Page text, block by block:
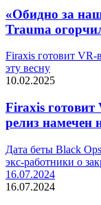
«Обидно за
Trauma
Firaxis готовит
эту весну
10.02.2025
Firaxis
релиз намечен
Дата беты Black
экс-работники о
16.07.2024
16.07.2024